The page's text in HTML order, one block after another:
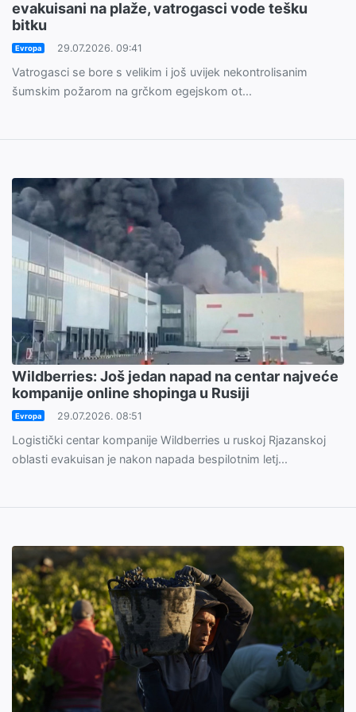
evakuisani na plaže, vatrogasci vode tešku
bitku
Evropa 29.07.2026. 09:41
Vatrogasci se bore s velikim i još uvijek nekontrolisanim
šumskim požarom na grčkom egejskom ot...
Wildberries: Još jedan napad na centar najveće
kompanije online shopinga u Rusiji
Evropa 29.07.2026. 08:51
Logistički centar kompanije Wildberries u ruskoj Rjazanskoj
oblasti evakuisan je nakon napada bespilotnim letj...